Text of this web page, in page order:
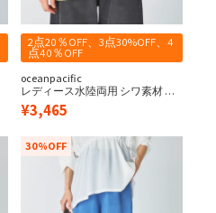
2点20％OFF、3点30%OFF、4
点40％OFF
oceanpacific
レディース水陸両用 シワ素材 リ
ボンカーディガン
¥3,465
30%OFF